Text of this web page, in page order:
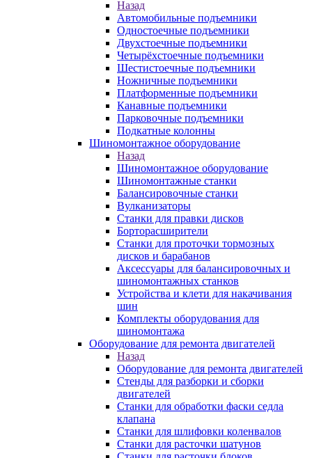
Назад
Автомобильные подъемники
Одностоечные подъемники
Двухстоечные подъемники
Четырёхстоечные подъемники
Шестистоечные подъемники
Ножничные подъемники
Платформенные подъемники
Канавные подъемники
Парковочные подъемники
Подкатные колонны
Шиномонтажное оборудование
Назад
Шиномонтажное оборудование
Шиномонтажные станки
Балансировочные станки
Вулканизаторы
Станки для правки дисков
Борторасширители
Станки для проточки тормозных
дисков и барабанов
Аксессуары для балансировочных и
шиномонтажных станков
Устройства и клети для накачивания
шин
Комплекты оборудования для
шиномонтажа
Оборудование для ремонта двигателей
Назад
Оборудование для ремонта двигателей
Стенды для разборки и сборки
двигателей
Станки для обработки фаски седла
клапана
Станки для шлифовки коленвалов
Станки для расточки шатунов